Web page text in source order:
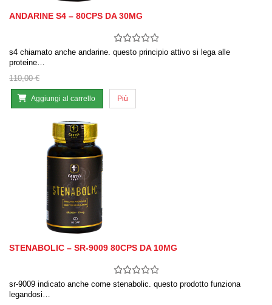
ANDARINE S4 – 80CPS DA 30MG
s4 chiamato anche andarine. questo principio attivo si lega alle
proteine…
110,00 €
Aggiungi al carrello Più
STENABOLIC – SR-9009 80CPS DA 10MG
sr-9009 indicato anche come stenabolic. questo prodotto funziona
legandosi…